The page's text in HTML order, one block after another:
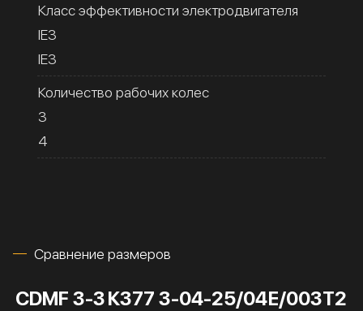
Класс эффективности электродвигателя
IE3
IE3
Количество рабочих колес
3
4
Сравнение размеров
CDMF 3-3К377 3-04-25/04Е/003Т2